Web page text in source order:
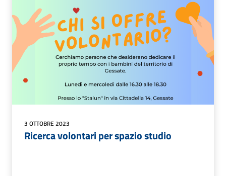
3 OTTOBRE 2023
Ricerca volontari per spazio studio